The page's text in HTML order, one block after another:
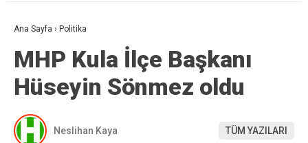
Ana Sayfa › Politika
MHP Kula İlçe Başkanı
Hüseyin Sönmez oldu
Neslihan Kaya TÜM YAZILARI